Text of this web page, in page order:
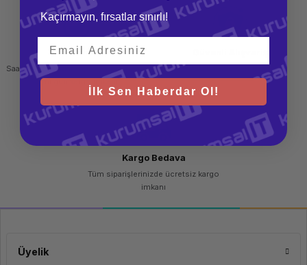
Hızlı Gönderi
Saat 15.00'a kadar yapılan siparişlerde
aynı gün kargo imkanı
Kargo Bedava
Tüm siparişlerinizde ücretsiz kargo
imkanı
Üyelik
Kaçırmayın, fırsatlar sınırlı!
İlk Sen Haberdar Ol!